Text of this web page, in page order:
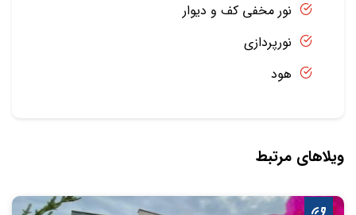
نور مخفی کف و دیوار
نورپردازی
هود
ویلاهای مرتبط